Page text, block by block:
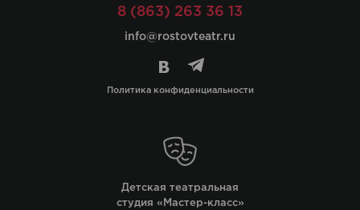
8 (863) 263 36 13
info@rostovteatr.ru
Политика конфиденциальности
Детская театральная
студия «Мастер-класс»